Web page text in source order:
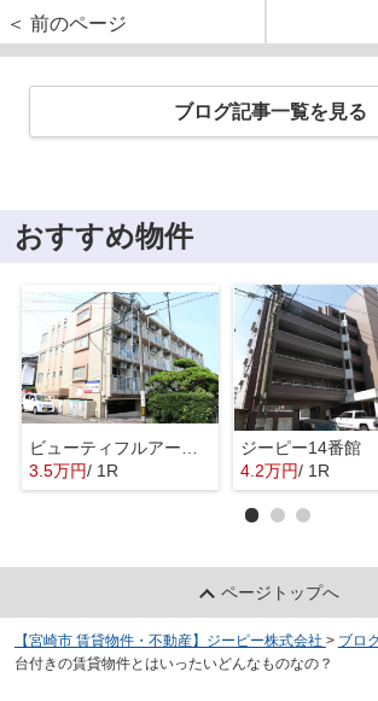
＜ 前のページ
ブログ記事一覧を見る
おすすめ物件
ビューティフルアース2番館
3.5万円/ 1R
ジーピー14番館
4.2万円/ 1R
ページトップへ
【宮崎市 賃貸物件・不動産】ジーピー株式会社 > ブロ
台付きの賃貸物件とはいったいどんなものなの？